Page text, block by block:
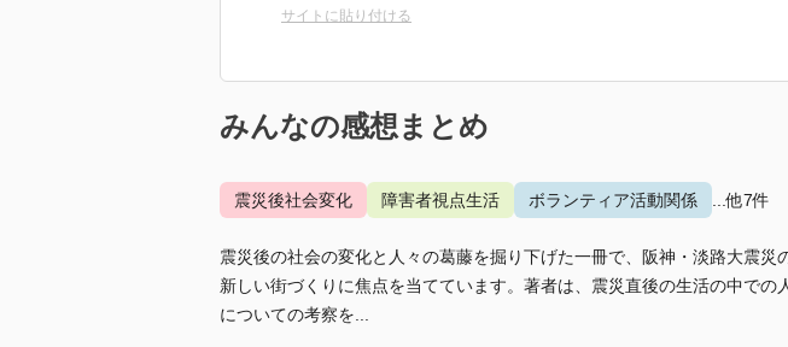
サイトに貼り付ける
みんなの感想まとめ
震災後社会変化 障害者視点生活 ボランティア活動関係 ...他7件
震災後の社会の変化と人々の葛藤を掘り下げた一冊で、阪神・淡路大震災
新しい街づくりに焦点を当てています。著者は、震災直後の生活の中での
についての考察を...